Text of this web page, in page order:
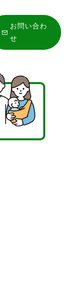
お問い合わ
せ